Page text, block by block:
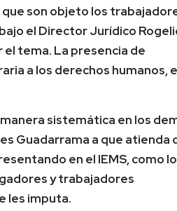
son objeto los
el Director Jurídico
tema. La presencia de
a los derechos humanos,
sistemática en los
Guadarrama a que atienda
en el IEMS, como lo
y trabajadores
les imputa.